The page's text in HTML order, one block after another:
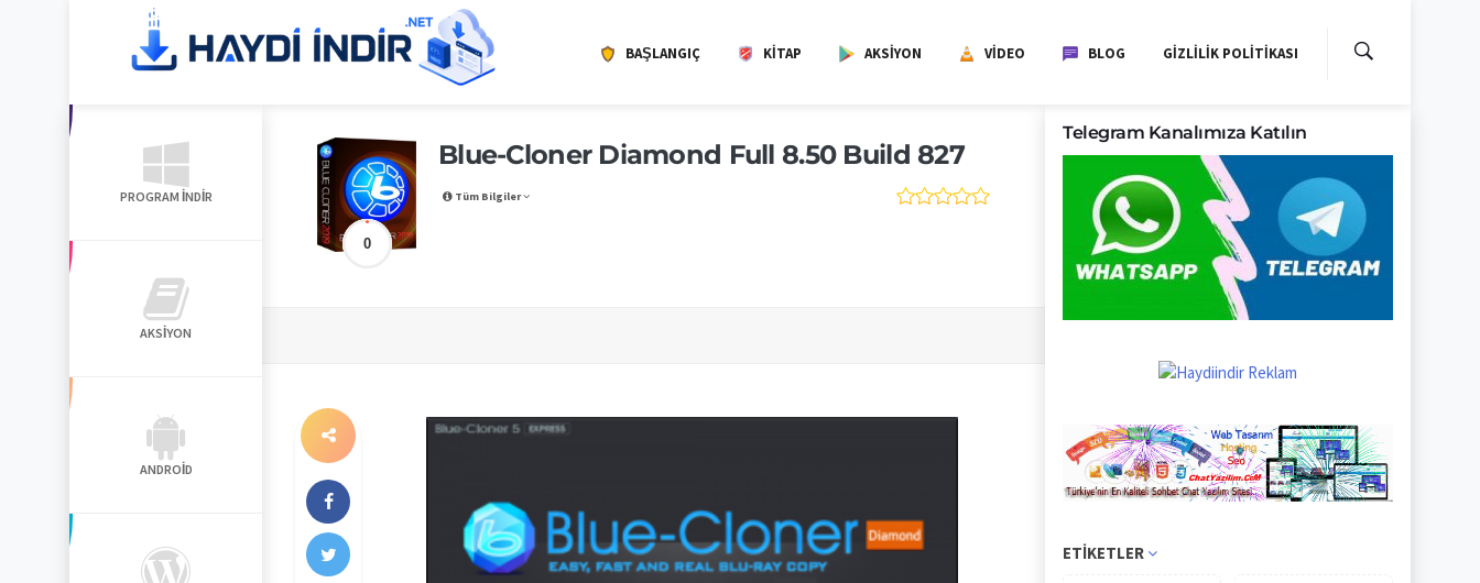
BAŞLANGIÇ KITAP AKSIYON VIDEO BLOG GIZLILIK POLITIKASI
PROGRAM İNDIR
AKSIYON
ANDROID
0
Blue-Cloner Diamond Full 8.50 Build 827
Tüm Bilgiler
Telegram Kanalımıza Katılın
ETIKETLER